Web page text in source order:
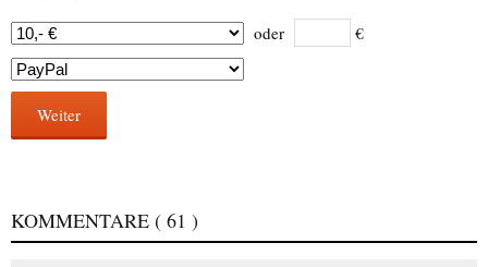
oder €
Weiter
KOMMENTARE ( 61 )